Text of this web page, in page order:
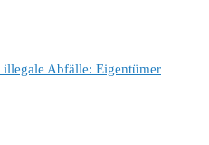
Abfälle: Eigentümer